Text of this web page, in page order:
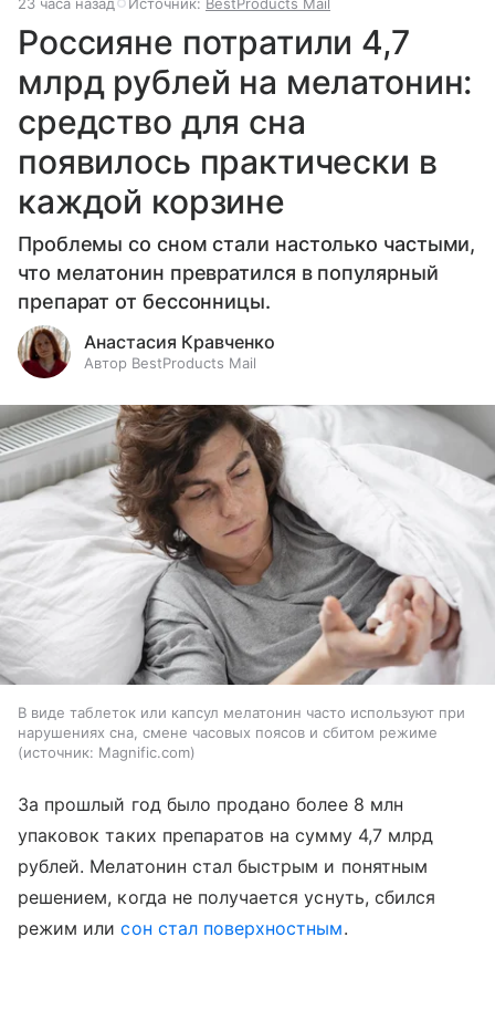
23 часа назад Источник: BestProducts Mail
Россияне потратили 4,7
млрд рублей на мелатонин:
средство для сна
появилось практически в
каждой корзине
Проблемы со сном стали настолько частыми,
что мелатонин превратился в популярный
препарат от бессонницы.
Анастасия Кравченко
Автор BestProducts Mail
В виде таблеток или капсул мелатонин часто используют при
нарушениях сна, смене часовых поясов и сбитом режиме
источник: Magnific.com
За прошлый год было продано более 8 млн
упаковок таких препаратов на сумму 4,7 млрд
рублей. Мелатонин стал быстрым и понятным
решением, когда не получается уснуть, сбился
режим илисон стал поверхностным.